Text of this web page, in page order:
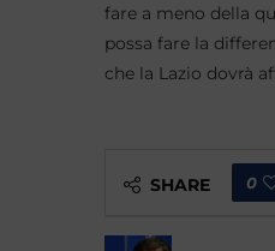
fare a meno della
possa fare la
che la Lazio dovrà
SHARE 0